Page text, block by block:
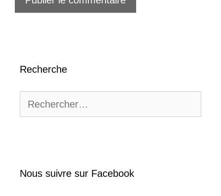
Recherche
Nous suivre sur Facebook